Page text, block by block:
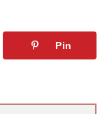
Pin